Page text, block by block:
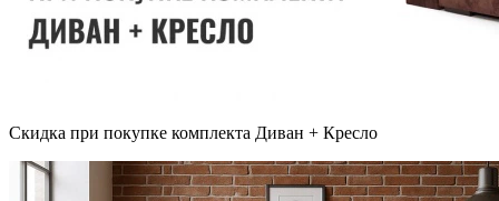
Скидка при покупке комплекта Диван + Кресло